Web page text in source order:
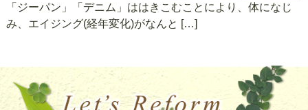
「ジーパン」「デニム」ははきこむことにより、体になじ
み、エイジング(経年変化)がなんと […]